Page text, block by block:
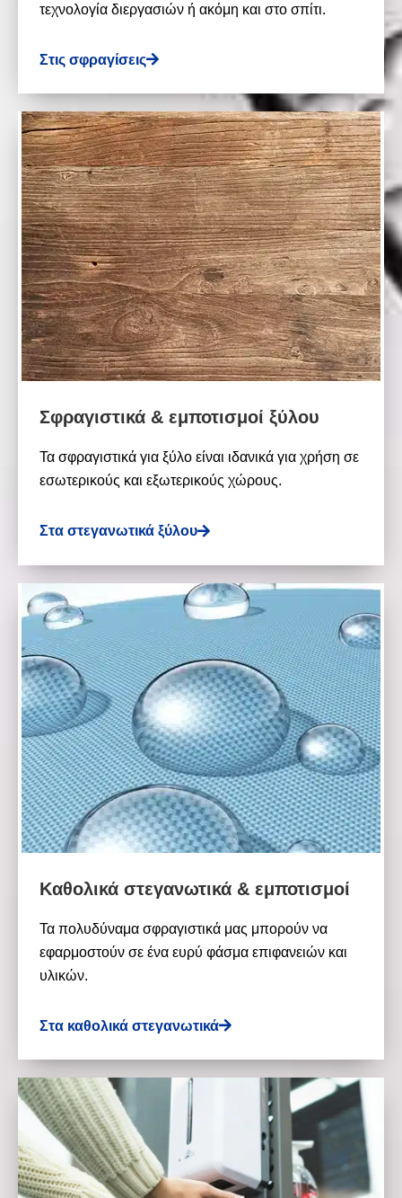
τεχνολογία διεργασιών ή ακόμη και στο σπίτι.
Στις σφραγίσεις
Σφραγιστικά & εμποτισμοί ξύλου
Τα σφραγιστικά για ξύλο είναι ιδανικά για χρήση σε
εσωτερικούς και εξωτερικούς χώρους.
Στα στεγανωτικά ξύλου
Καθολικά στεγανωτικά & εμποτισμοί
Τα πολυδύναμα σφραγιστικά μας μπορούν να
εφαρμοστούν σε ένα ευρύ φάσμα επιφανειών και
υλικών.
Στα καθολικά στεγανωτικά